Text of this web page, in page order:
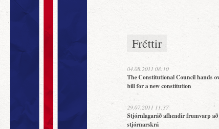
Fréttir
04.08.2011 08:10
The Constitutional Council hands
bill for a new constitution
29.07.2011 11:37
Stjórnlagaráð afhendir frumvarp
stjórnarskrá